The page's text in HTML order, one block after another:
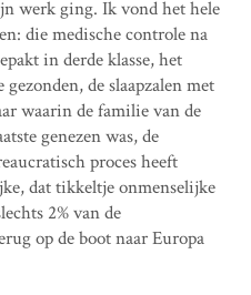
werk ging. Ik vond het hele
die medische controle na
in derde klasse, het
de slaapzalen met
waarin de familie van de
genezen was, de
proces heeft
dat tikkeltje onmenselijke
2% van de
op de boot naar Europa